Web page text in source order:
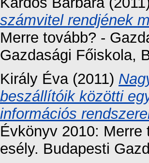
számvitel rendjének
Merre tovább? -
Gazdasági Főiskola,
Király Éva(2011)
beszállítóik közötti
információs
Évkönyv 2010:
esély. Budapesti